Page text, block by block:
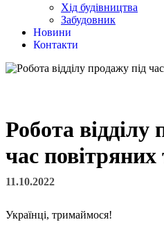
Хід будівництва
Забудовник
Новини
Контакти
Робота відділу
час повітряних
11.10.2022
Українці, тримаймося!